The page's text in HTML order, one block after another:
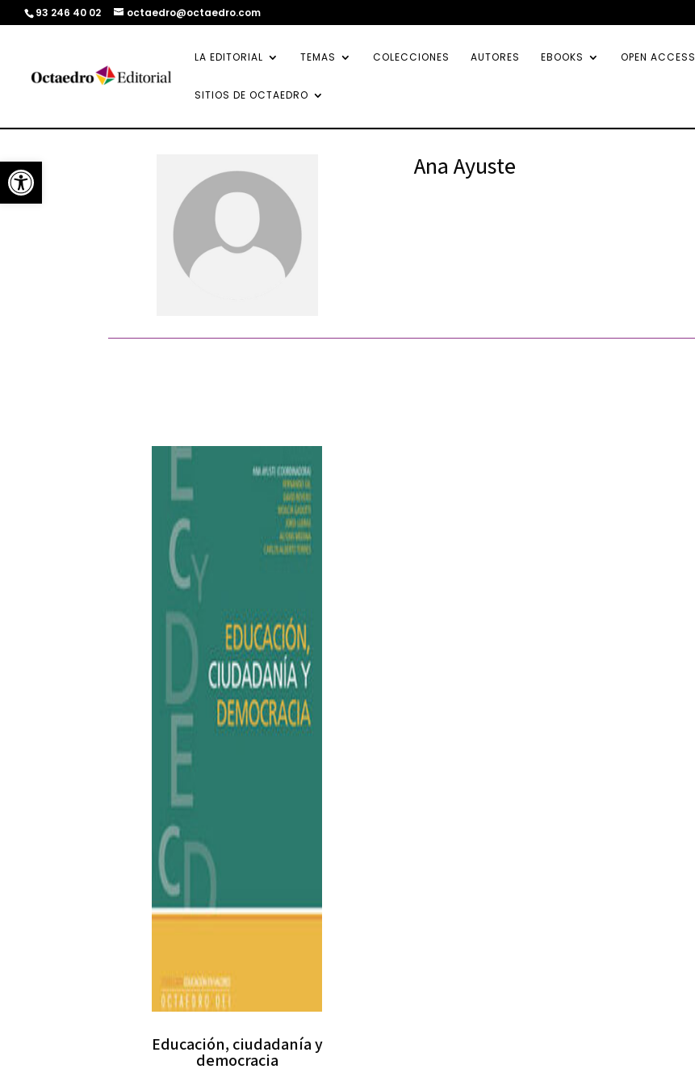
Abrir barra de herramientas
93 246 40 02 octaedro@octaedro.com
LA EDITORIAL TEMAS COLECCIONES AUTORES EBOOKS OPEN ACCESS
SITIOS DE OCTAEDRO
Ana Ayuste
Educación, ciudadanía y
democracia